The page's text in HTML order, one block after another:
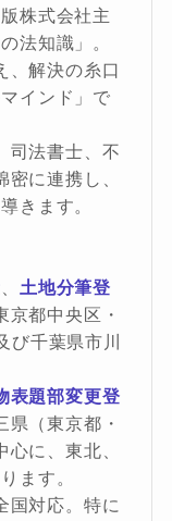
株式会社主
法知識」。
、解決の糸口
インド」で
司法書士、不
に連携し、
きます。
土地分筆登
京都中央区・
び千葉県市川
表題部変更登
県（東京都・
に、東北、
ます。
国対応。特に